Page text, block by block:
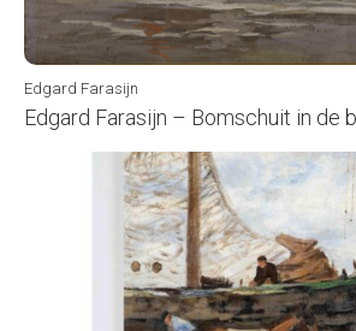
Edgard Farasijn
Edgard Farasijn – Bomschuit in de